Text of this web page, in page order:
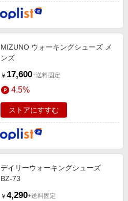
MIZUNO ウォーキングシューズ メ
ンズ
￥ 17,600+送料固定
4.5%
ストアにすすむ
デイリーウォーキングシューズ
BZ-73
￥ 4,290+送料固定